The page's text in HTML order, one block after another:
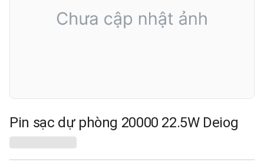
Pin sạc dự phòng 20000 22.5W Deiog